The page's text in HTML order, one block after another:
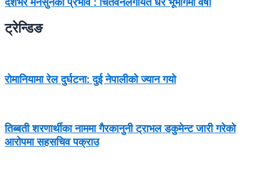
ट्रेन्डिङ
रोमानियामा रेल दुर्घटना: दुई नेपालीको ज्यान गयो
तिब्बती शरणार्थीका नाममा गैरकानुनी ट्राभल डकुमेन्ट जारी गरेको
आरोपमा सहसचिव पक्राउ